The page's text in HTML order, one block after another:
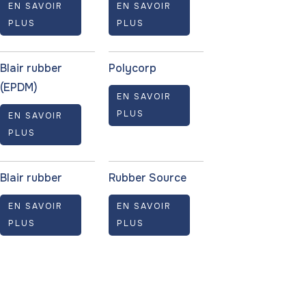
EN SAVOIR
PLUS
EN SAVOIR
PLUS
Blair rubber
(EPDM)
EN SAVOIR
PLUS
Polycorp
EN SAVOIR
PLUS
Blair rubber
EN SAVOIR
PLUS
Rubber Source
EN SAVOIR
PLUS